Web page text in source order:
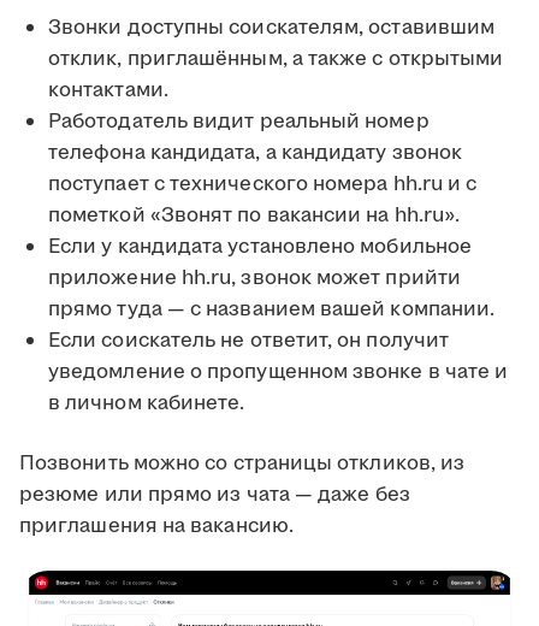
Звонки доступны соискателям, оставившим
отклик, приглашённым, а также с открытыми
контактами.
Работодатель видит реальный номер
телефона кандидата, а кандидату звонок
поступает с технического номера hh.ru и с
пометкой «Звонят по вакансии на hh.ru».
Если у кандидата установлено мобильное
приложение hh.ru, звонок может прийти
прямо туда — с названием вашей компании.
Если соискатель не ответит, он получит
уведомление о пропущенном звонке в чате и
в личном кабинете.
Позвонить можно со страницы откликов, из
резюме или прямо из чата — даже без
приглашения на вакансию.